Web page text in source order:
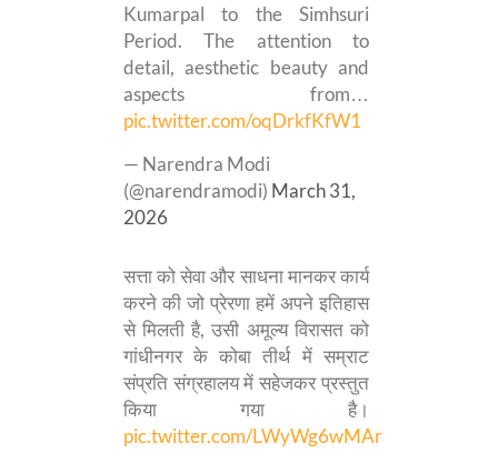
Kumarpal to the Simhsuri
Period. The attention to
detail, aesthetic beauty and
aspects from…
pic.twitter.com/oqDrkfKfW1
— Narendra Modi
(@narendramodi) March 31,
2026
सत्ता को सेवा और साधना मानकर कार्य
करने की जो प्रेरणा हमें अपने इतिहास
से मिलती है, उसी अमूल्य विरासत को
गांधीनगर के कोबा तीर्थ में सम्राट
संप्रति संग्रहालय में सहेजकर प्रस्तुत
किया गया है।
pic.twitter.com/LWyWg6wMAr